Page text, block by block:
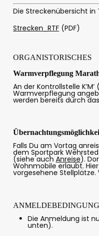
Die Streckenübersicht
Strecken_RTF(PDF)
ORGANISTORISCHES
Warmverpflegung
An der Kontrollstelle
Warmverpflegung
werden bereits durch
Falls Du am Vortag
dem Sportpark
(siehe auch Anreise).
Wohnmobile erlaubt.
vorgesehene
Die Anmeldung ist
unten).